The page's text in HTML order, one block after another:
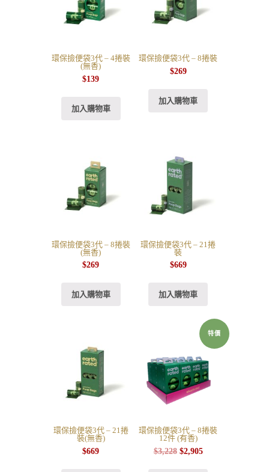
環保撿便袋3代 – 4捲裝
(無香)
$139
加入購物車
環保撿便袋3代 – 8捲裝
$269
加入購物車
環保撿便袋3代 – 8捲裝
(無香)
$269
加入購物車
環保撿便袋3代 – 21捲
裝
$669
加入購物車
環保撿便袋3代 – 21捲
裝(無香)
$669
特價
環保撿便袋3代 – 8捲裝
12件 (有香)
$3,228 $2,905